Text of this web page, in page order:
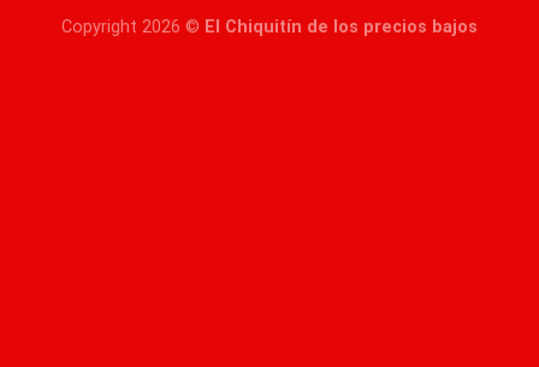
Copyright 2026 © El Chiquitín de los precios bajos